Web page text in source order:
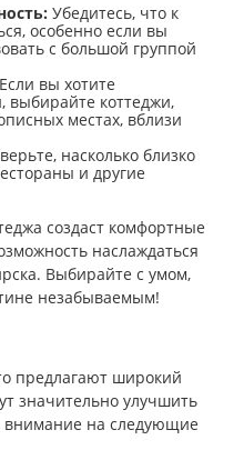
Убедитесь, что к
особенно если вы
с большой группой
Если вы хотите
выбирайте коттеджи,
местах, вблизи
насколько близко
и другие
создаст комфортные
наслаждаться
Выбирайте с умом,
незабываемым!
предлагают широкий
значительно улучшить
на следующие